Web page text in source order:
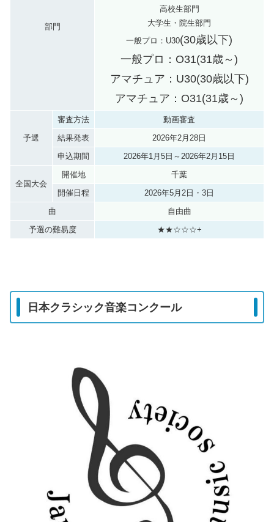
部門
高校生部門
大学生・院生部門
一般プロ：U30(30歳以下)
一般プロ：O31(31歳～)
アマチュア：U30(30歳以下)
アマチュア：O31(31歳～)
予選
審査方法
動画審査
結果発表
2026年2月28日
申込期間
2026年1月5日～2026年2月15日
全国大会
開催地
千葉
開催日程
2026年5月2日・3日
曲
自由曲
予選の難易度
★★☆☆☆+
日本クラシック音楽コンクール